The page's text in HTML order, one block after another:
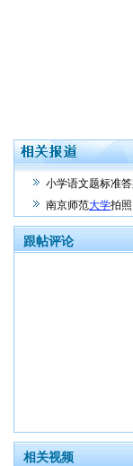
小学语文题标准答
南京师范大学拍
跟帖评论
相关视频